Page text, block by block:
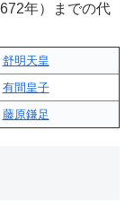
年）までの代
舒明天皇
有間皇子
藤原鎌足